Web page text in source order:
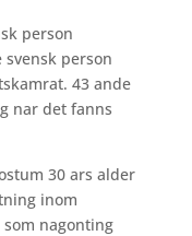
person
person
43 ande
nar det fanns
30 ars alder
inom
nagonting